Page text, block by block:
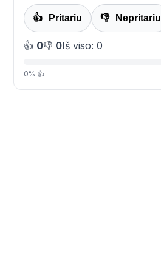
👍 Pritariu 👎 Nepritariu
👍 0👎 0Iš viso: 0
0% 👍